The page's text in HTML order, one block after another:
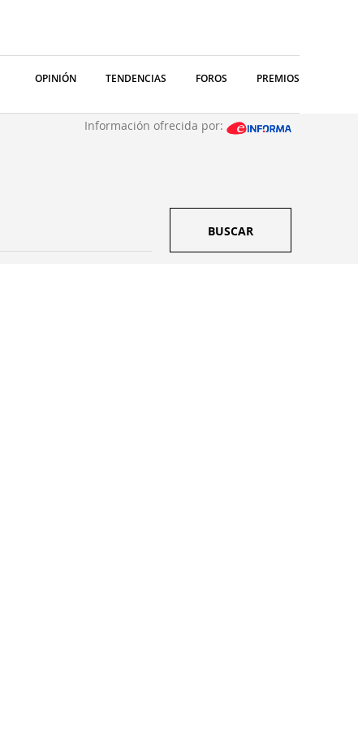
OPINIÓN TENDENCIAS FOROS PREMIOS
Información ofrecida por:
BUSCAR